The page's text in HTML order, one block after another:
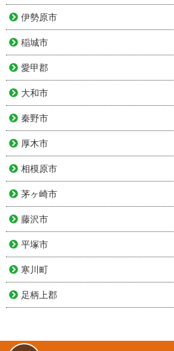
伊勢原市
稲城市
愛甲郡
大和市
秦野市
厚木市
相模原市
茅ヶ崎市
藤沢市
平塚市
寒川町
足柄上郡